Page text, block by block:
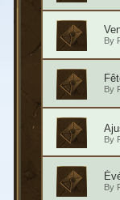
By
By
By
By